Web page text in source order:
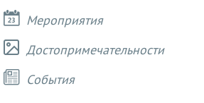
Мероприятия
Достопримечательности
Cобытия